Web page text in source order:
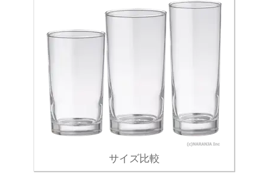
サイズ比較